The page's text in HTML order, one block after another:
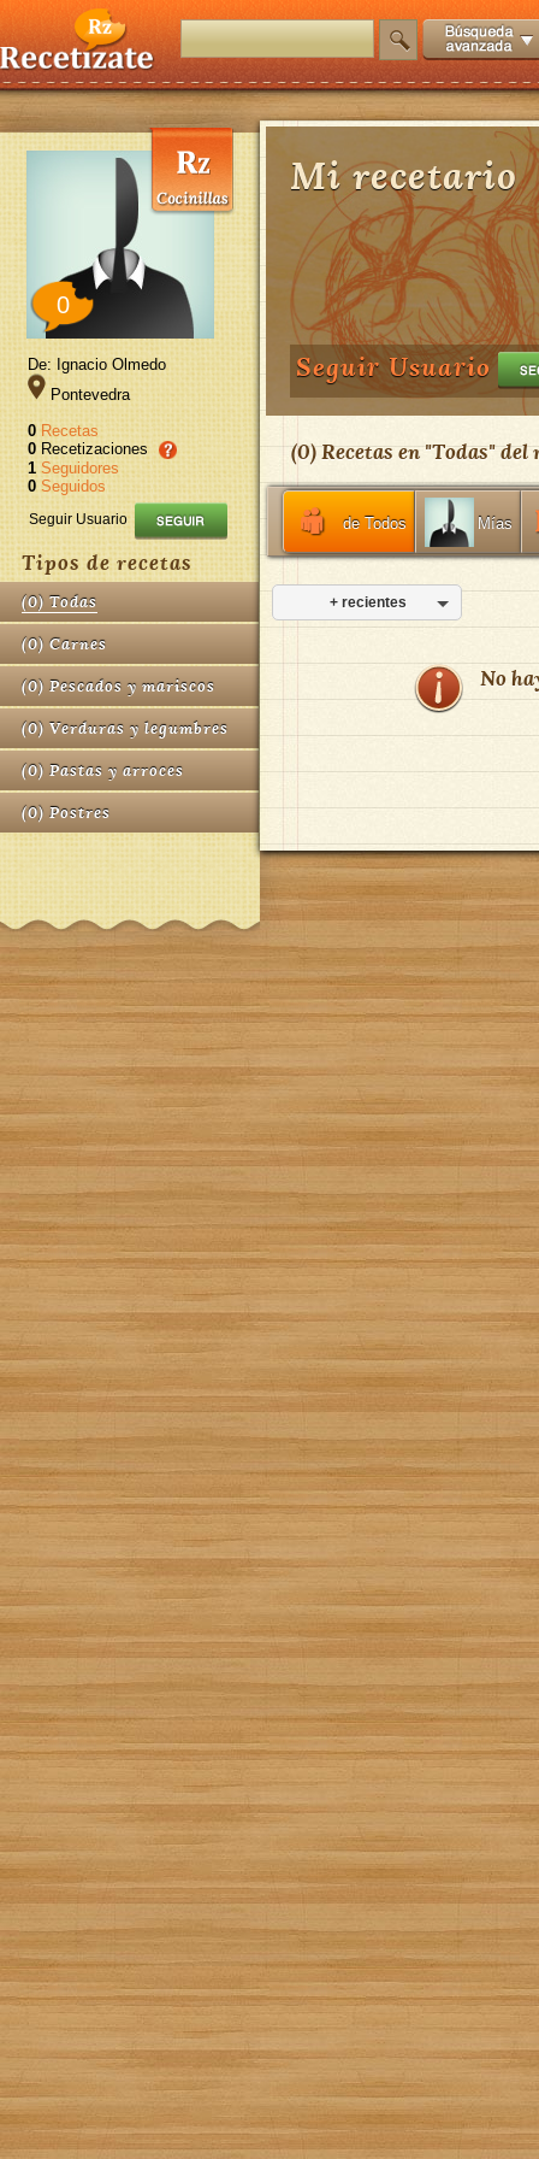
0
De: Ignacio Olmedo
Pontevedra
0 Recetas
0 Recetizaciones
1 Seguidores
0 Seguidos
Seguir Usuario
Tipos de recetas
(0) Todas
(0) Carnes
(0) Pescados y mariscos
(0) Verduras y legumbres
(0) Pastas y arroces
(0) Postres
Mi recetario
Seguir Usuario
(0) Recetas en "Todas" del
de Todos Mías
+ recientes
No